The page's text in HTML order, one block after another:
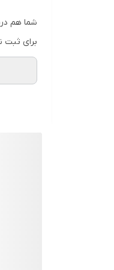
شما هم
برای ثبت